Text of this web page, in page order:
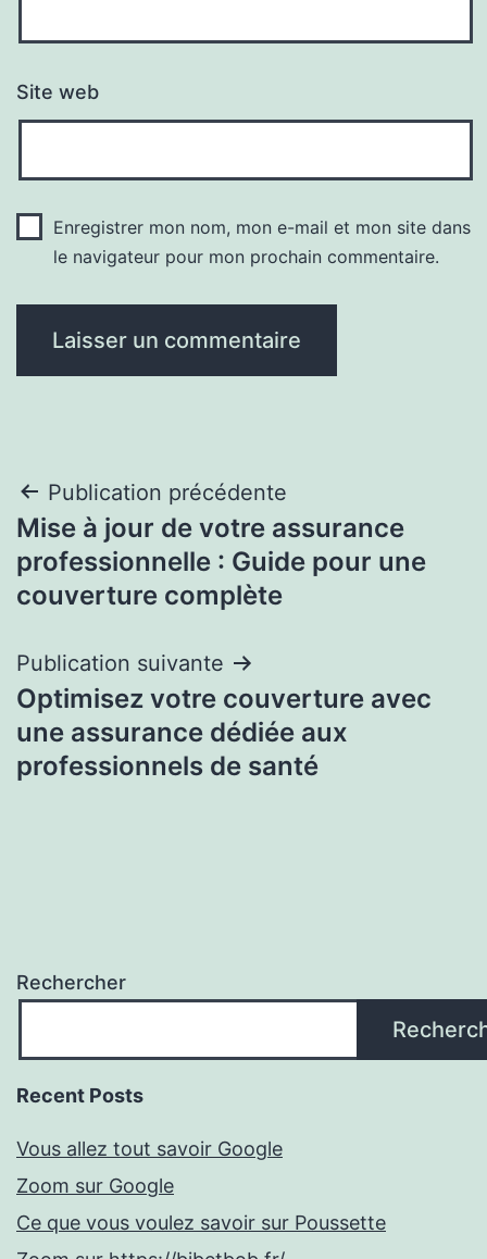
Site web
Enregistrer mon nom, mon e-mail et mon site dans
le navigateur pour mon prochain commentaire.
Navigation
de
l’article
Publication précédente
Mise à jour de votre assurance
professionnelle : Guide pour une
couverture complète
Publication suivante
Optimisez votre couverture avec
une assurance dédiée aux
professionnels de santé
Rechercher
Recent Posts
Vous allez tout savoir Google
Zoom sur Google
Ce que vous voulez savoir sur Poussette